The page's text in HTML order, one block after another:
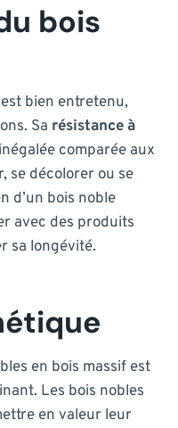
bois
bien entretenu,
Sa résistance à
comparée aux
se décolorer ou se
d’un bois noble
avec des produits
sa longévité.
en bois massif est
Les bois nobles
en valeur leur